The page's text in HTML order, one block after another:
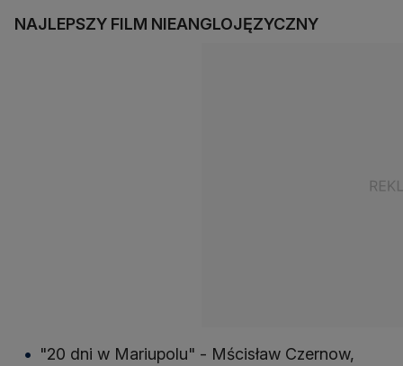
NAJLEPSZY FILM NIEANGLOJĘZYCZNY
"20 dni w Mariupolu" - Mścisław Czernow,